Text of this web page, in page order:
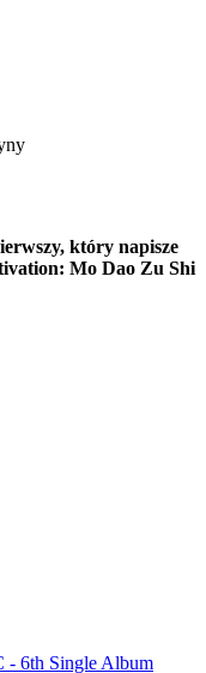
który napisze
Mo Dao Zu Shi
- 6th Single Album